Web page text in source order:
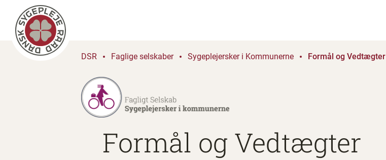
DSR Faglige selskaber Sygeplejersker i Kommunerne Formål og Vedtægter
Formål og Vedtægter